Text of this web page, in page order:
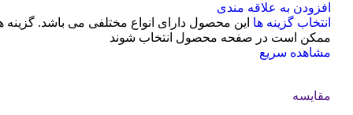
افزودن به علاقه مندی
انتخاب گزینه ها این محصول دارای انواع مختلفی می باشد. گزینه
ممکن است در صفحه محصول انتخاب شوند
مشاهده سریع
مقایسه